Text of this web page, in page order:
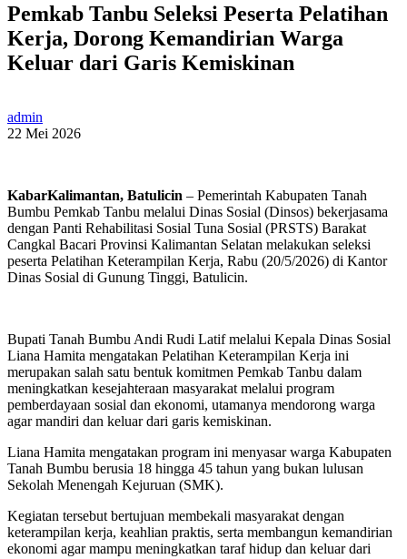
Pemkab Tanbu Seleksi Peserta Pelatihan
Kerja, Dorong Kemandirian Warga
Keluar dari Garis Kemiskinan
admin
22 Mei 2026
KabarKalimantan, Batulicin – Pemerintah Kabupaten Tanah
Bumbu Pemkab Tanbu melalui Dinas Sosial (Dinsos) bekerjasama
dengan Panti Rehabilitasi Sosial Tuna Sosial (PRSTS) Barakat
Cangkal Bacari Provinsi Kalimantan Selatan melakukan seleksi
peserta Pelatihan Keterampilan Kerja, Rabu (20/5/2026) di Kantor
Dinas Sosial di Gunung Tinggi, Batulicin.
Bupati Tanah Bumbu Andi Rudi Latif melalui Kepala Dinas Sosial
Liana Hamita mengatakan Pelatihan Keterampilan Kerja ini
merupakan salah satu bentuk komitmen Pemkab Tanbu dalam
meningkatkan kesejahteraan masyarakat melalui program
pemberdayaan sosial dan ekonomi, utamanya mendorong warga
agar mandiri dan keluar dari garis kemiskinan.
Liana Hamita mengatakan program ini menyasar warga Kabupaten
Tanah Bumbu berusia 18 hingga 45 tahun yang bukan lulusan
Sekolah Menengah Kejuruan (SMK).
Kegiatan tersebut bertujuan membekali masyarakat dengan
keterampilan kerja, keahlian praktis, serta membangun kemandirian
ekonomi agar mampu meningkatkan taraf hidup dan keluar dari